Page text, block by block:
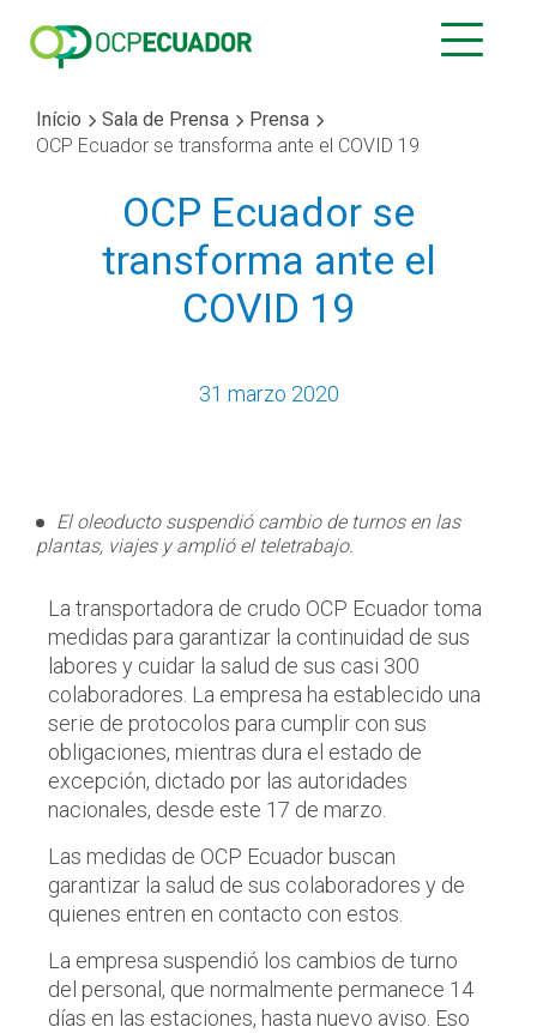
Início Sala de Prensa
Prensa
OCP Ecuador se transforma ante el COVID 19
OCP Ecuador se
transforma ante el
COVID 19
31 marzo 2020
El oleoducto suspendió cambio de turnos en las
plantas, viajes y amplió el teletrabajo.
La transportadora de crudo OCP Ecuador toma
medidas para garantizar la continuidad de sus
labores y cuidar la salud de sus casi 300
colaboradores. La empresa ha establecido una
serie de protocolos para cumplir con sus
obligaciones, mientras dura el estado de
excepción, dictado por las autoridades
nacionales, desde este 17 de marzo.
Las medidas de OCP Ecuador buscan
garantizar la salud de sus colaboradores y de
quienes entren en contacto con estos.
La empresa suspendió los cambios de turno
del personal, que normalmente permanece 14
días en las estaciones, hasta nuevo aviso. Eso